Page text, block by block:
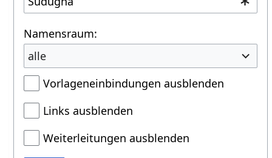
Namensraum:
alle
Vorlageneinbindungen ausblenden
Links ausblenden
Weiterleitungen ausblenden